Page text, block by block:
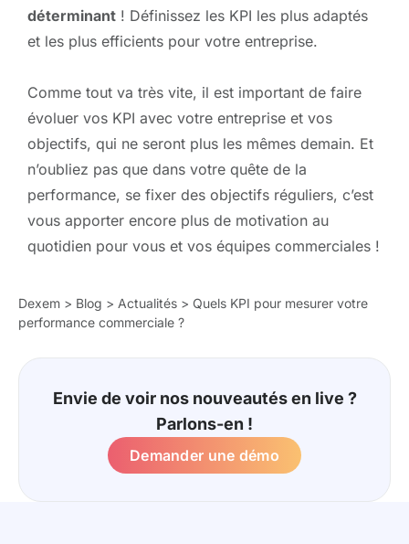
Envie de voir nos nouveautés en live ?
Parlons-en !
Demander une démo
déterminant ! Définissez les KPI les plus adaptés
et les plus efficients pour votre entreprise.
Comme tout va très vite, il est important de faire
évoluer vos KPI avec votre entreprise et vos
objectifs, qui ne seront plus les mêmes demain. Et
n’oubliez pas que dans votre quête de la
performance, se fixer des objectifs réguliers, c’est
vous apporter encore plus de motivation au
quotidien pour vous et vos équipes commerciales !
Dexem > Blog > Actualités > Quels KPI pour mesurer votre
performance commerciale ?